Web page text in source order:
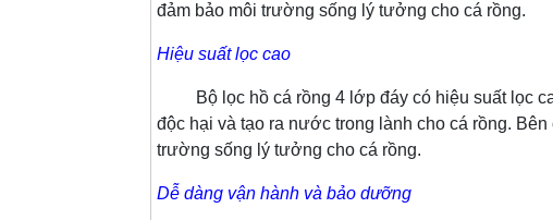
đảm bảo môi trường sống lý tưởng cho cá rồng.
Hiệu suất lọc cao
Bộ lọc hồ cá rồng 4 lớp đáy có hiệu suất lọc
độc hại và tạo ra nước trong lành cho cá rồng.
trường sống lý tưởng cho cá rồng.
Dễ dàng vận hành và bảo dưỡng